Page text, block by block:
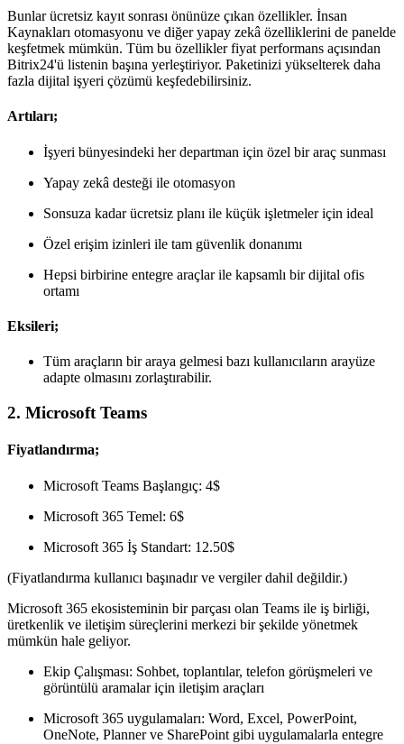
Bunlar ücretsiz kayıt sonrası önünüze çıkan özellikler. İnsan
Kaynakları otomasyonu ve diğer yapay zekâ özelliklerini de panelde
keşfetmek mümkün. Tüm bu özellikler fiyat performans açısından
Bitrix24'ü listenin başına yerleştiriyor. Paketinizi yükselterek daha
fazla dijital işyeri çözümü keşfedebilirsiniz.
Artıları;
İşyeri bünyesindeki her departman için özel bir araç sunması
Yapay zekâ desteği ile otomasyon
Sonsuza kadar ücretsiz planı ile küçük işletmeler için ideal
Özel erişim izinleri ile tam güvenlik donanımı
Hepsi birbirine entegre araçlar ile kapsamlı bir dijital ofis
ortamı
Eksileri;
Tüm araçların bir araya gelmesi bazı kullanıcıların arayüze
adapte olmasını zorlaştırabilir.
2. Microsoft Teams
Fiyatlandırma;
Microsoft Teams Başlangıç: 4$
Microsoft 365 Temel: 6$
Microsoft 365 İş Standart: 12.50$
(Fiyatlandırma kullanıcı başınadır ve vergiler dahil değildir.)
Microsoft 365 ekosisteminin bir parçası olan Teams ile iş birliği,
üretkenlik ve iletişim süreçlerini merkezi bir şekilde yönetmek
mümkün hale geliyor.
Ekip Çalışması: Sohbet, toplantılar, telefon görüşmeleri ve
görüntülü aramalar için iletişim araçları
Microsoft 365 uygulamaları: Word, Excel, PowerPoint,
OneNote, Planner ve SharePoint gibi uygulamalarla entegre